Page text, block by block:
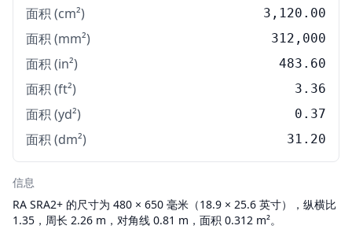
面积 (cm²) 3,120.00
面积 (mm²) 312,000
面积 (in²) 483.60
面积 (ft²) 3.36
面积 (yd²) 0.37
面积 (dm²) 31.20
信息
RA SRA2+ 的尺寸为 480 × 650 毫米（18.9 × 25.6 英寸），纵横比
1.35，周长 2.26 m，对角线 0.81 m，面积 0.312 m²。